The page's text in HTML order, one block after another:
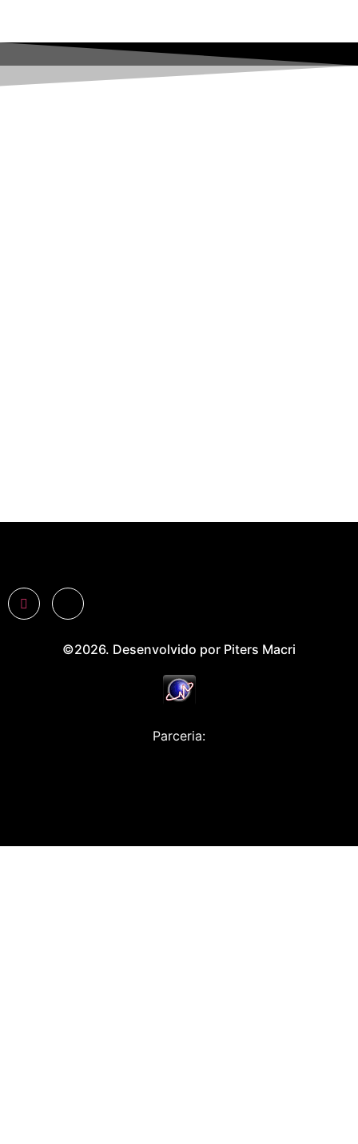
©2026. Desenvolvido por Piters Macri
Parceria: